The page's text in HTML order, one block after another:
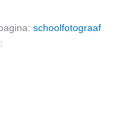
schoolfotograaf